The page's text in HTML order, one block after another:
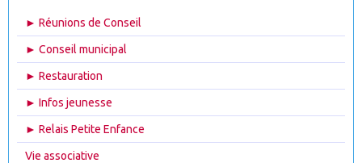
► Réunions de Conseil
► Conseil municipal
► Restauration
► Infos jeunesse
► Relais Petite Enfance
Vie associative